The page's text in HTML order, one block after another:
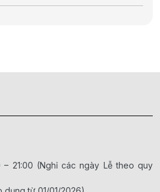
21:00 (Nghỉ các ngày Lễ theo quy